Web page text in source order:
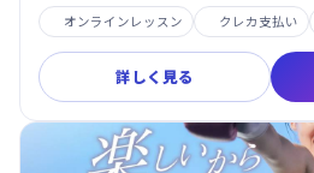
オンラインレッスン クレカ支払い
詳しく見る